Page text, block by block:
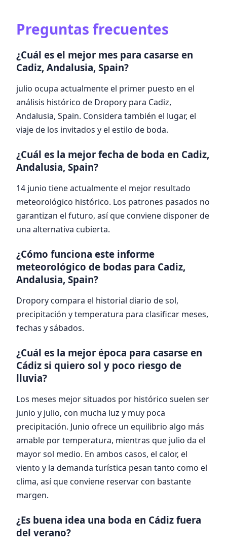
Preguntas frecuentes
¿Cuál es el mejor mes para casarse en
Cadiz, Andalusia, Spain?
julio ocupa actualmente el primer puesto en el
análisis histórico de Dropory para Cadiz,
Andalusia, Spain. Considera también el lugar, el
viaje de los invitados y el estilo de boda.
¿Cuál es la mejor fecha de boda en Cadiz,
Andalusia, Spain?
14 junio tiene actualmente el mejor resultado
meteorológico histórico. Los patrones pasados no
garantizan el futuro, así que conviene disponer de
una alternativa cubierta.
¿Cómo funciona este informe
meteorológico de bodas para Cadiz,
Andalusia, Spain?
Dropory compara el historial diario de sol,
precipitación y temperatura para clasificar meses,
fechas y sábados.
¿Cuál es la mejor época para casarse en
Cádiz si quiero sol y poco riesgo de
lluvia?
Los meses mejor situados por histórico suelen ser
junio y julio, con mucha luz y muy poca
precipitación. Junio ofrece un equilibrio algo más
amable por temperatura, mientras que julio da el
mayor sol medio. En ambos casos, el calor, el
viento y la demanda turística pesan tanto como el
clima, así que conviene reservar con bastante
margen.
¿Es buena idea una boda en Cádiz fuera
del verano?